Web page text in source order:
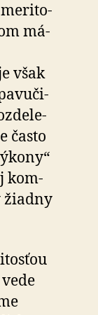
me­ri­to­
má­
však
často
kom­
žiadny